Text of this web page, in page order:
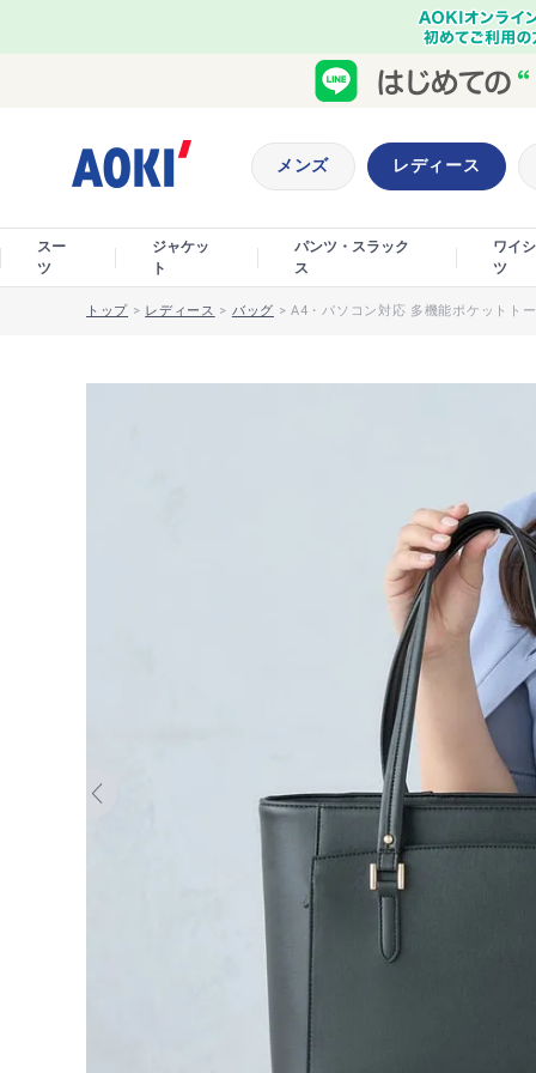
メンズ レディース
スー
ツ
ジャケッ
ト
パンツ・スラック
ス
ワイ
ツ
トップ > レディース > バッグ >A4・パソコン対応 多機能ポケットト